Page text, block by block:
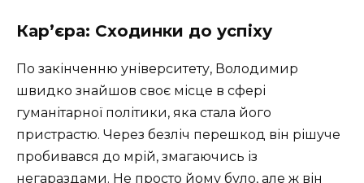
Кар’єра: Сходинки до успіху
По закінченню університету, Володимир
швидко знайшов своє місце в сфері
гуманітарної політики, яка стала його
пристрастю. Через безліч перешкод він рішуче
пробивався до мрій, змагаючись із
негараздами. Не просто йому було, але ж він